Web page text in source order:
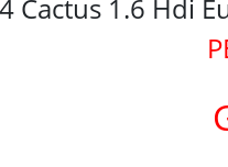
Cactus 1.6 Hdi